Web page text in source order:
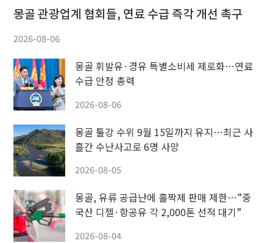
몽골 관광업계 협회들, 연료 수급 즉각 개선 촉구
2026-08-06
몽골 휘발유·경유 특별소비세 제로화…연료
수급 안정 총력
2026-08-06
몽골 툴강 수위 9월 15일까지 유지…최근 사
흘간 수난사고로 6명 사망
2026-08-05
몽골, 유류 공급난에 홀짝제 판매 제한…”중
국산 디젤·항공유 각 2,000톤 선적 대기”
2026-08-04